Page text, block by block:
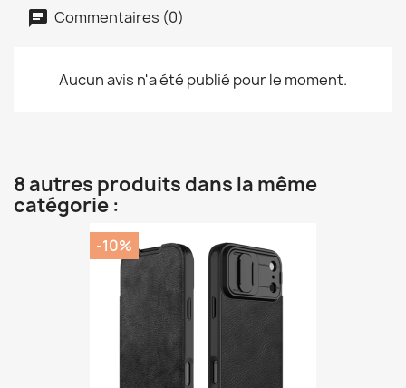
Commentaires (0)
Aucun avis n'a été publié pour le moment.
8 autres produits dans la même
catégorie :
-10%